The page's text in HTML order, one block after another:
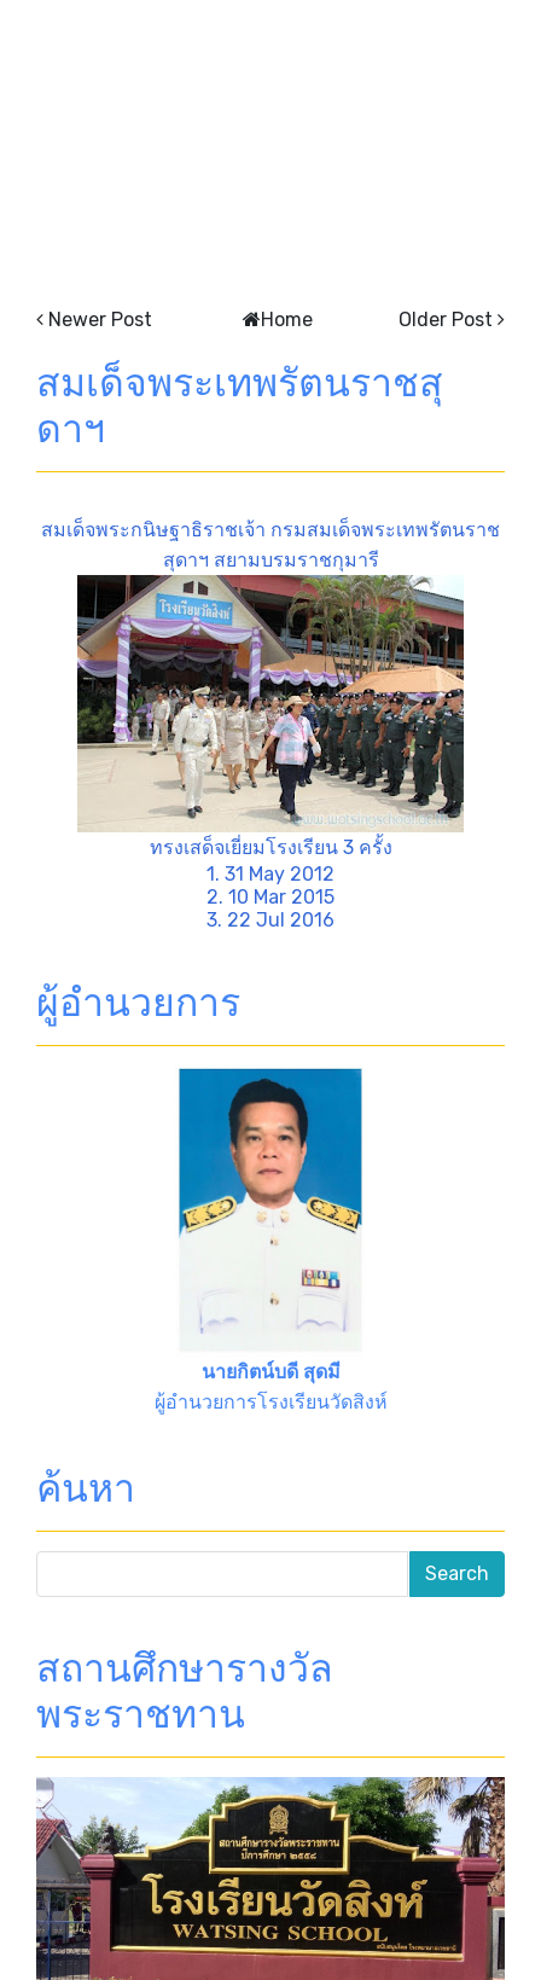
Newer Post Older Post
Home
สมเด็จพระเทพรัตนราชสุ
ดาฯ
สมเด็จพระกนิษฐาธิราชเจ้า กรมสมเด็จพระเทพรัตนราช
สุดาฯ สยามบรมราชกุมารี
ทรงเสด็จเยี่ยมโรงเรียน 3 ครั้ง
1. 31 May 2012
2. 10 Mar 2015
3. 22 Jul 2016
ผู้อำนวยการ
นายกิตน์บดี สุดมี
ผู้อำนวยการโรงเรียนวัดสิงห์
ค้นหา
สถานศึกษารางวัล
พระราชทาน